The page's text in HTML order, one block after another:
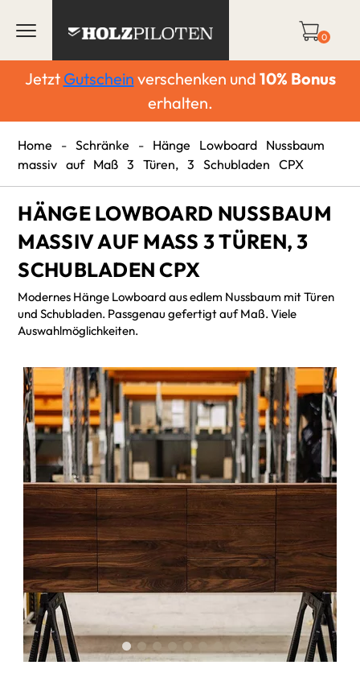
0
Jetzt Gutschein verschenken und 10% Bonus
erhalten.
Home - Schränke - Hänge Lowboard Nussbaum
massiv auf Maß 3 Türen, 3 Schubladen CPX
HÄNGE LOWBOARD NUSSBAUM
MASSIV AUF MASS 3 TÜREN, 3 S
CHUBLADEN CPX
Modernes Hänge Lowboard aus edlem Nussbaum mit Türen
und Schubladen. Passgenau gefertigt auf Maß. Viele
Auswahlmöglichkeiten.